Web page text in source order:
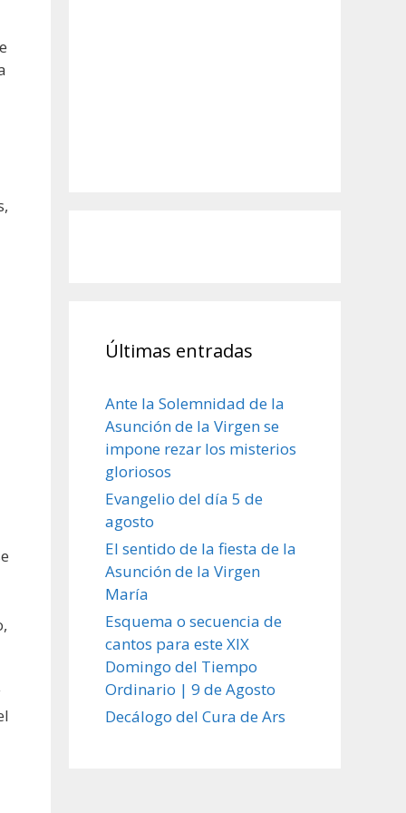
Últimas entradas
Ante la Solemnidad de la
Asunción de la Virgen se
impone rezar los misterios
gloriosos
Evangelio del día 5 de
agosto
El sentido de la fiesta de la
Asunción de la Virgen
María
Esquema o secuencia de
cantos para este XIX
Domingo del Tiempo
Ordinario | 9 de Agosto
Decálogo del Cura de Ars